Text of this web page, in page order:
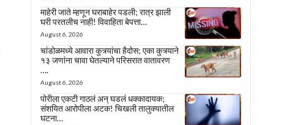
माहेरी जाते म्हणून घराबाहेर पडली; रात्र झाली
घरी परतलीच नाही! विवाहिता बेपत्ता…
August 6, 2026
चांडोळमध्ये आवारा कुत्र्यांचा हैदोस; एका कुत्र्याने
१३ जणांना चावा घेतल्याने परिसरात वातावरण
….
August 6, 2026
पोरीला एकटी गाठलं अन् घडलं धक्कादायक;
संशयित आरोपीला अटक! चिखली तालुक्यातील
घटना…